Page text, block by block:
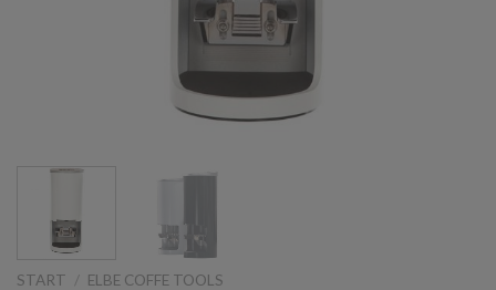
START / ELBE COFFE TOOLS